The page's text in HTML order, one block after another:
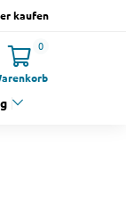
kaufen
0